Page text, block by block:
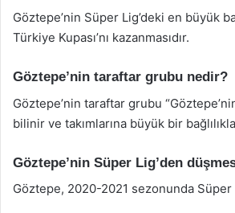
Göztepe’nin Süper Lig’deki en büyük
Türkiye Kupası’nı kazanmasıdır.
Göztepe’nin taraftar grubu nedir?
Göztepe’nin taraftar grubu
bilinir ve takımlarına büyük bir
Göztepe’nin Süper Lig’den
Göztepe, 2020-2021 sezonunda Süper